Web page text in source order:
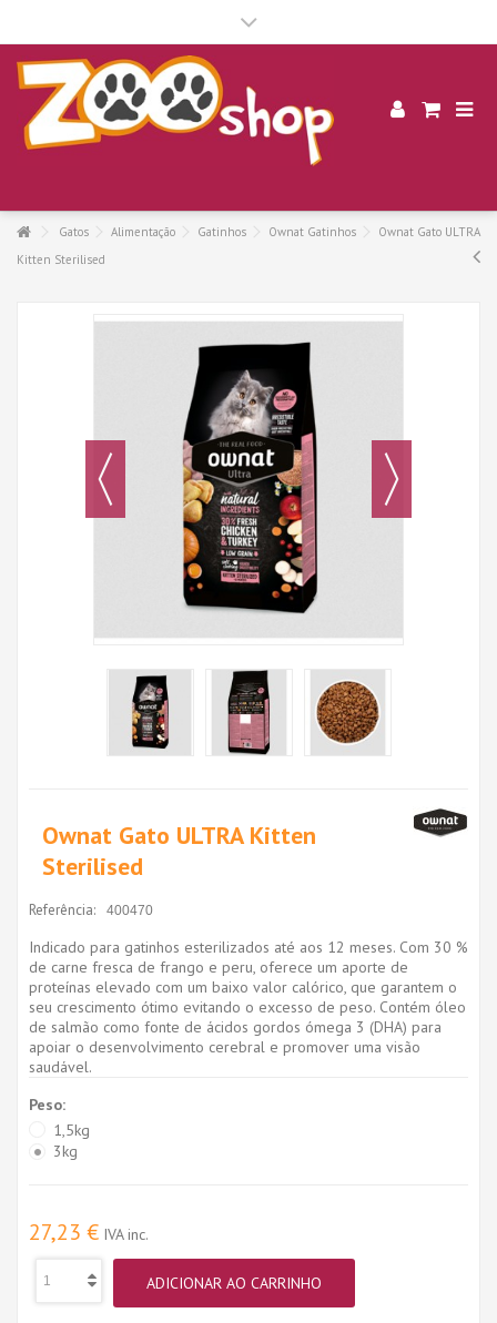
Gatos Alimentação Gatinhos Ownat Gatinhos
Ownat Gato ULTRA
Kitten Sterilised
Ownat Gato ULTRA Kitten
Sterilised
Referência: 400470
Indicado para gatinhos esterilizados até aos 12 meses. Com 30 %
de carne fresca de frango e peru, oferece um aporte de
proteínas elevado com um baixo valor calórico, que garantem o
seu crescimento ótimo evitando o excesso de peso. Contém óleo
de salmão como fonte de ácidos gordos ómega 3 (DHA) para
apoiar o desenvolvimento cerebral e promover uma visão
saudável.
Peso:
1,5kg
3kg
27,23 € IVA inc.
ADICIONAR AO CARRINHO